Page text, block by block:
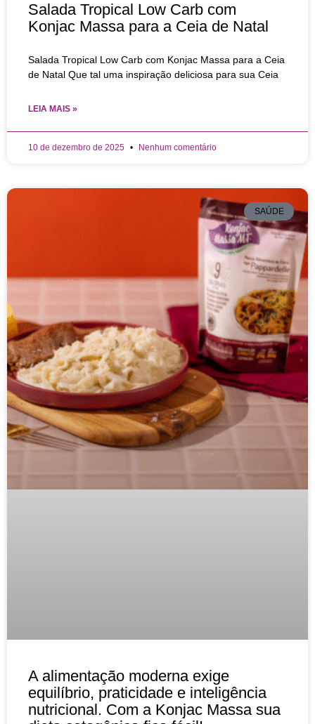
Salada Tropical Low Carb com
Konjac Massa para a Ceia de Natal
Salada Tropical Low Carb com Konjac Massa para a Ceia
de Natal Que tal uma inspiração deliciosa para sua Ceia
LEIA MAIS »
10 de dezembro de 2025 Nenhum comentário
SAÚDE
A alimentação moderna exige
equilíbrio, praticidade e inteligência
nutricional. Com a Konjac Massa sua